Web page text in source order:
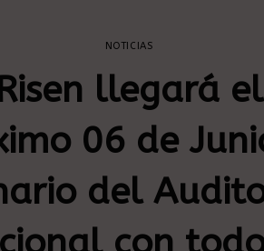
NOTICIAS
llegará el
06 de
del